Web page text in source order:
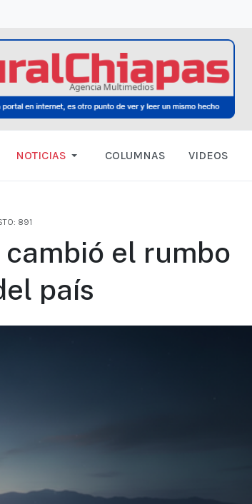
NOTICIAS COLUMNAS VIDEOS
891
el rumbo
país